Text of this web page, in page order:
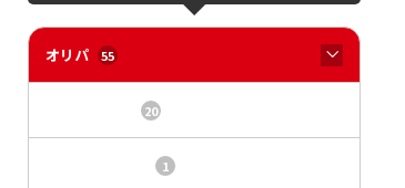
オリパ 55
20
1